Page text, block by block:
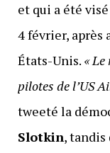
et qui a été
4 février, après
États-Unis. «
pilotes de l’US
tweeté la
Slotkin, tandis